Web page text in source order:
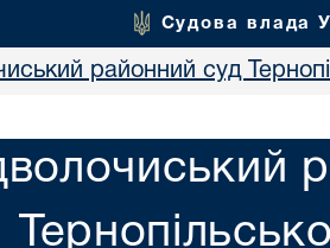
Судова влада
районний суд